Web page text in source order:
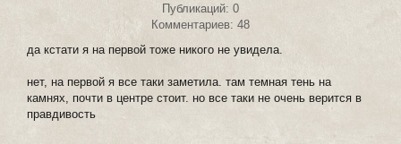
Публикаций: 0
Комментариев: 48
да кстати я на первой тоже никого не увидела.
нет, на первой я все таки заметила. там темная тень на
камнях, почти в центре стоит. но все таки не очень верится в
правдивость